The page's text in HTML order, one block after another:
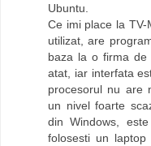
Ubuntu.
Ce imi place la
utilizat, are
baza la o firma de
atat, iar interfata
procesorul nu are
un nivel foarte
din Windows,
folosesti un